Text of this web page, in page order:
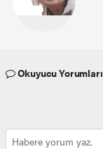
Okuyucu Yorumları